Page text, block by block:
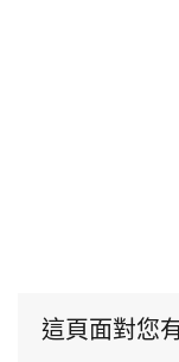
這頁面對您